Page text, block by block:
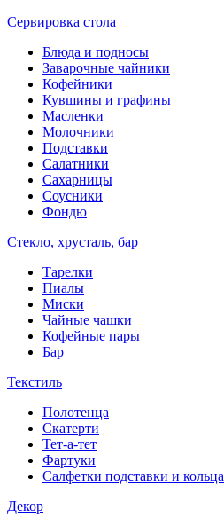
Сервировка стола
Блюда и подносы
Заварочные чайники
Кофейники
Кувшины и графины
Масленки
Молочники
Подставки
Салатники
Сахарницы
Соусники
Фондю
Стекло, хрусталь, бар
Тарелки
Пиалы
Миски
Чайные чашки
Кофейные пары
Бар
Текстиль
Полотенца
Скатерти
Тет-а-тет
Фартуки
Салфетки подставки и кольца
Декор